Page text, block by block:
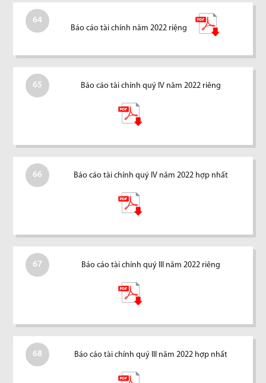
64
Báo cáo tài chính năm 2022 riệng
65 Báo cáo tài chính quý IV năm 2022 riêng
66 Báo cáo tài chính quý IV năm 2022 hợp nhất
67 Báo cáo tài chính quý III năm 2022 riêng
68 Báo cáo tài chính quý III năm 2022 hợp nhất